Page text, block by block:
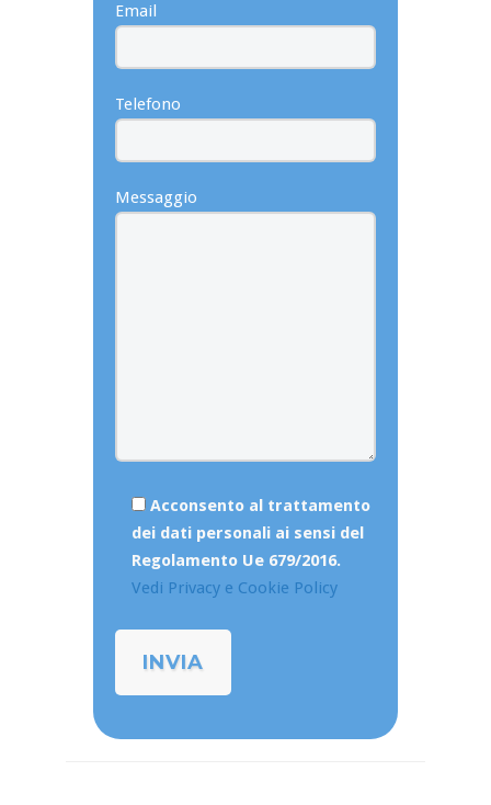
Email
Telefono
Messaggio
Acconsento al trattamento
dei dati personali ai sensi del
Regolamento Ue 679/2016.
Vedi Privacy e Cookie Policy